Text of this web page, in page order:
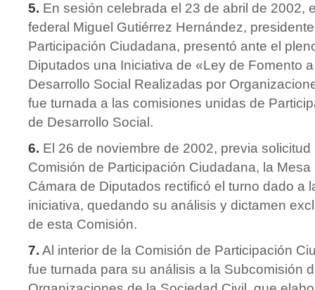
5. En sesión celebrada el 23 de abril de 2002,
federal Miguel Gutiérrez Hernández,
Participación Ciudadana, presentó ante el
Diputados una Iniciativa de «Ley de Fomento
Desarrollo Social Realizadas por
fue turnada a las comisiones unidas de
de Desarrollo Social.
6. El 26 de noviembre de 2002, previa
Comisión de Participación Ciudadana, la Mesa
Cámara de Diputados rectificó el turno dado a
iniciativa, quedando su análisis y dictamen
de esta Comisión.
7. Al interior de la Comisión de Participación
fue turnada para su análisis a la Subcomisión